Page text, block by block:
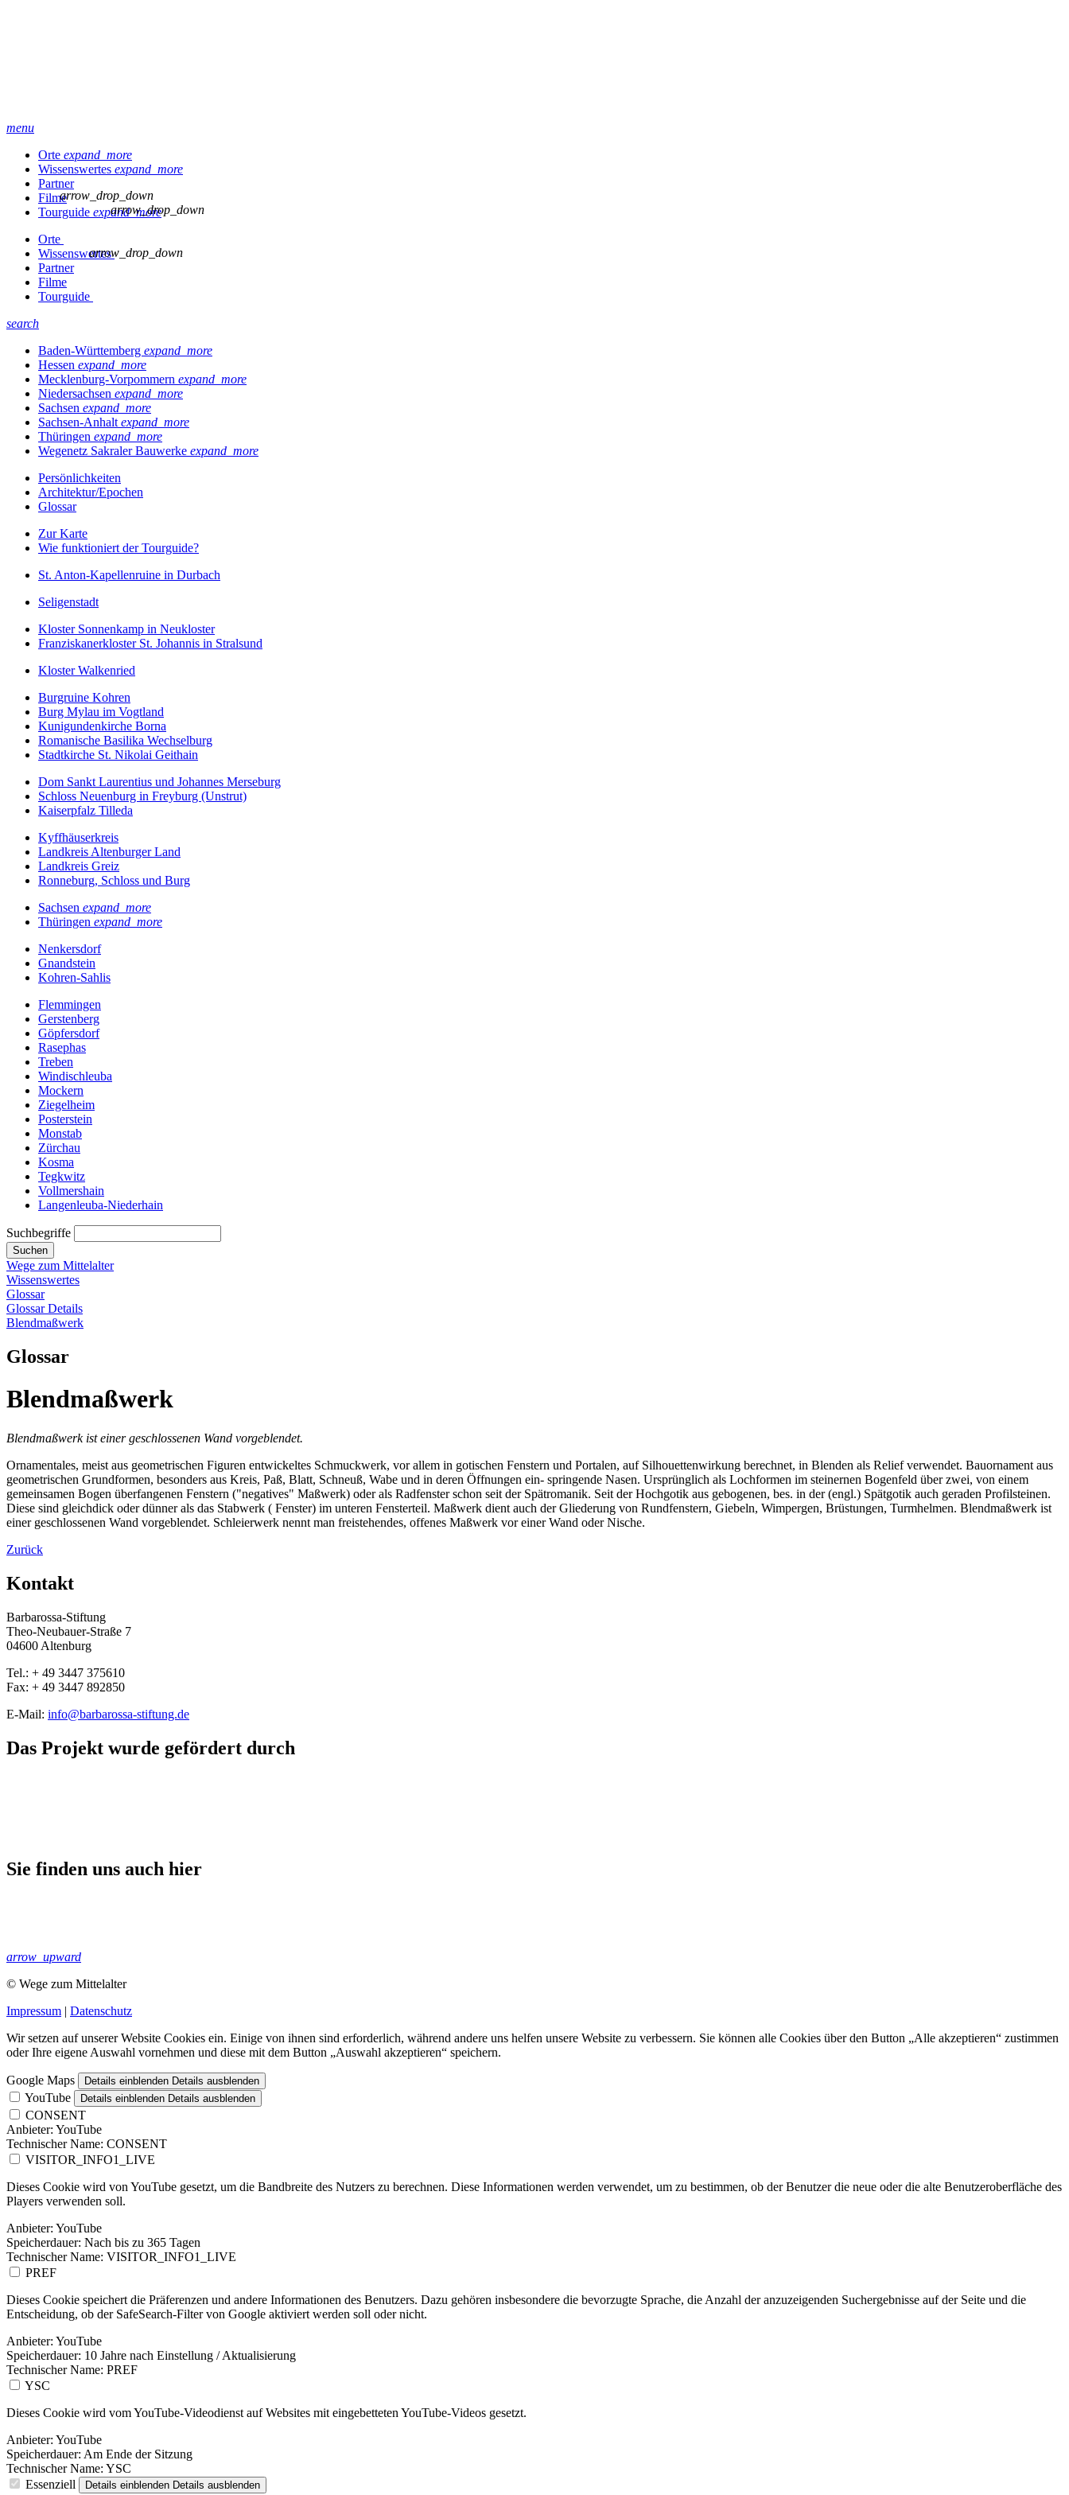
menu
Orte expand_more
Wissenswertes expand_more
Partner
Filme
Tourguide expand_more
Orte
arrow_drop_down
Wissenswertes
arrow_drop_down
Partner
Filme
Tourguide
arrow_drop_down
search
Baden-Württemberg expand_more
Hessen expand_more
Mecklenburg-Vorpommern expand_more
Niedersachsen expand_more
Sachsen expand_more
Sachsen-Anhalt expand_more
Thüringen expand_more
Wegenetz Sakraler Bauwerke expand_more
Persönlichkeiten
Architektur/Epochen
Glossar
Zur Karte
Wie funktioniert der Tourguide?
St. Anton-Kapellenruine in Durbach
Seligenstadt
Kloster Sonnenkamp in Neukloster
Franziskanerkloster St. Johannis in Stralsund
Kloster Walkenried
Burgruine Kohren
Burg Mylau im Vogtland
Kunigundenkirche Borna
Romanische Basilika Wechselburg
Stadtkirche St. Nikolai Geithain
Dom Sankt Laurentius und Johannes Merseburg
Schloss Neuenburg in Freyburg (Unstrut)
Kaiserpfalz Tilleda
Kyffhäuserkreis
Landkreis Altenburger Land
Landkreis Greiz
Ronneburg, Schloss und Burg
Sachsen expand_more
Thüringen expand_more
Nenkersdorf
Gnandstein
Kohren-Sahlis
Flemmingen
Gerstenberg
Göpfersdorf
Rasephas
Treben
Windischleuba
Mockern
Ziegelheim
Posterstein
Monstab
Zürchau
Kosma
Tegkwitz
Vollmershain
Langenleuba-Niederhain
Suchbegriffe
Suchen
Wege zum Mittelalter
Wissenswertes
Glossar
Glossar Details
Blendmaßwerk
Glossar
Blendmaßwerk
Blendmaßwerk ist einer geschlossenen Wand vorgeblendet.
Ornamentales, meist aus geometrischen Figuren entwickeltes Schmuckwerk, vor allem in gotischen Fenstern und Portalen, auf Silhouettenwirkung berechnet, in Blenden als Relief verwendet. Bauornament aus
geometrischen Grundformen, besonders aus Kreis, Paß, Blatt, Schneuß, Wabe und in deren Öffnungen ein- springende Nasen. Ursprünglich als Lochformen im steinernen Bogenfeld über zwei, von einem
gemeinsamen Bogen überfangenen Fenstern ("negatives" Maßwerk) oder als Radfenster schon seit der Spätromanik. Seit der Hochgotik aus gebogenen, bes. in der (engl.) Spätgotik auch geraden Profilsteinen.
Diese sind gleichdick oder dünner als das Stabwerk ( Fenster) im unteren Fensterteil. Maßwerk dient auch der Gliederung von Rundfenstern, Giebeln, Wimpergen, Brüstungen, Turmhelmen. Blendmaßwerk ist
einer geschlossenen Wand vorgeblendet. Schleierwerk nennt man freistehendes, offenes Maßwerk vor einer Wand oder Nische.
Zurück
Kontakt
Barbarossa-Stiftung
Theo-Neubauer-Straße 7
04600 Altenburg
Tel.: + 49 3447 375610
Fax: + 49 3447 892850
E-Mail: info@barbarossa-stiftung.de
Das Projekt wurde gefördert durch
Sie finden uns auch hier
arrow_upward
© Wege zum Mittelalter
Impressum | Datenschutz
Wir setzen auf unserer Website Cookies ein. Einige von ihnen sind erforderlich, während andere uns helfen unsere Website zu verbessern. Sie können alle Cookies über den Button „Alle akzeptieren“ zustimmen
oder Ihre eigene Auswahl vornehmen und diese mit dem Button „Auswahl akzeptieren“ speichern.
Google Maps Details einblenden Details ausblenden
YouTube Details einblenden Details ausblenden
CONSENT
Anbieter: YouTube
Technischer Name: CONSENT
VISITOR_INFO1_LIVE
Dieses Cookie wird von YouTube gesetzt, um die Bandbreite des Nutzers zu berechnen. Diese Informationen werden verwendet, um zu bestimmen, ob der Benutzer die neue oder die alte Benutzeroberfläche des
Players verwenden soll.
Anbieter: YouTube
Speicherdauer: Nach bis zu 365 Tagen
Technischer Name: VISITOR_INFO1_LIVE
PREF
Dieses Cookie speichert die Präferenzen und andere Informationen des Benutzers. Dazu gehören insbesondere die bevorzugte Sprache, die Anzahl der anzuzeigenden Suchergebnisse auf der Seite und die
Entscheidung, ob der SafeSearch-Filter von Google aktiviert werden soll oder nicht.
Anbieter: YouTube
Speicherdauer: 10 Jahre nach Einstellung / Aktualisierung
Technischer Name: PREF
YSC
Dieses Cookie wird vom YouTube-Videodienst auf Websites mit eingebetteten YouTube-Videos gesetzt.
Anbieter: YouTube
Speicherdauer: Am Ende der Sitzung
Technischer Name: YSC
Essenziell
Details einblenden Details ausblenden